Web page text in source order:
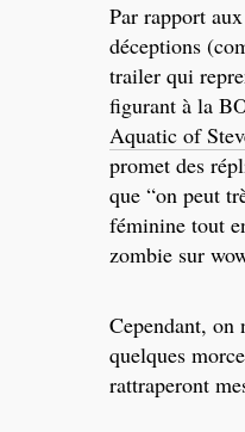
Par rapport
déceptions
trailer qui
figurant à la
Aquatic of
promet des
que “on peut
féminine tout
zombie sur
Cependant, on
quelques
rattraperont